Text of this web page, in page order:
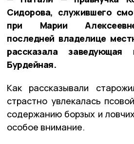
Сидорова, служившего
при Марии
последней владелице
рассказала заведующая
Бурдейная.
Как рассказывали
страстно увлекалась
содержанию борзых и
особое внимание.